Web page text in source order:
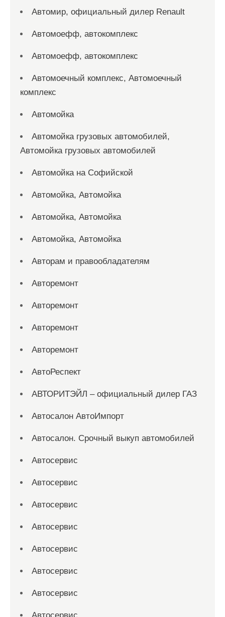
Автомир, официальный дилер Renault
Автомоефф, автокомплекс
Автомоефф, автокомплекс
Автомоечный комплекс, Автомоечный
комплекс
Автомойка
Автомойка грузовых автомобилей,
Автомойка грузовых автомобилей
Автомойка на Софийской
Автомойка, Автомойка
Автомойка, Автомойка
Автомойка, Автомойка
Авторам и правообладателям
Авторемонт
Авторемонт
Авторемонт
Авторемонт
АвтоРеспект
АВТОРИТЭЙЛ – официальный дилер ГАЗ
Автосалон АвтоИмпорт
Автосалон. Срочный выкуп автомобилей
Автосервис
Автосервис
Автосервис
Автосервис
Автосервис
Автосервис
Автосервис